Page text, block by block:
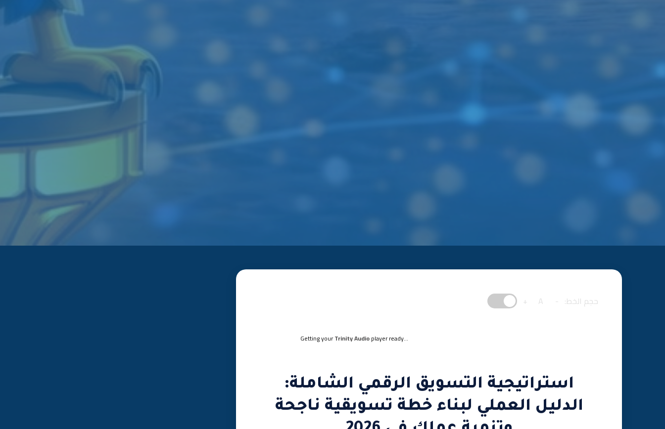
حجم الخط: -
A
+
Getting yourTrinity Audioplayer ready...
استراتيجية التسويق الرقمي الشاملة:
الدليل العملي لبناء خطة تسويقية ناجحة